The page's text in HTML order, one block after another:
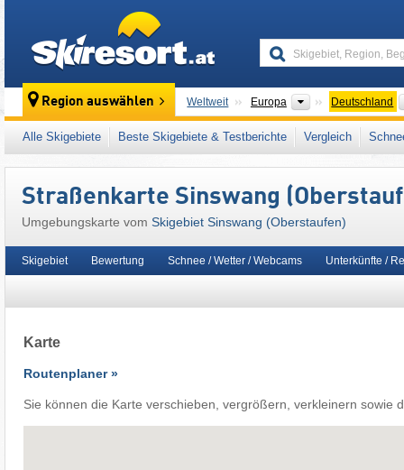
Region auswählen Weltweit Europa Kontinente
Deutschland
Dieses Skigebiet liegt auch in: 3TälerPass
Mitteleuropa Europäische
Alle Skigebiete Beste Skigebiete & Testberichte Vergleich
Straßenkarte Sinswang
Umgebungskarte vom Skigebiet Sinswang (Oberstaufen)
Skigebiet Bewertung Schnee / Wetter / Webcams Unterkünfte /
Karte
Routenplaner »
Sie können die Karte verschieben, vergrößern, verkleinern sowie